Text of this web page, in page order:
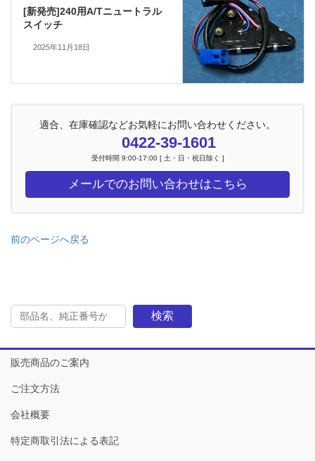
[新発売]240用A/Tニュートラル
スイッチ
2025年11月18日
適合、在庫確認などお気軽にお問い合わせください。
0422-39-1601
受付時間 9:00-17:00 [ 土・日・祝日除く ]
メールでのお問い合わせはこちら
前のページへ戻る
検索
販売商品のご案内
ご注文方法
会社概要
特定商取引法による表記